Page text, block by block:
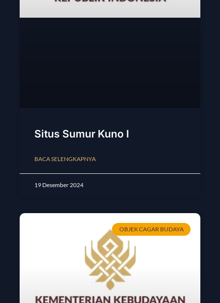
Situs Sumur Kuno I
BACA SELENGKAPNYA
19 Desember 2024
OBJEK CAGAR BUDAYA